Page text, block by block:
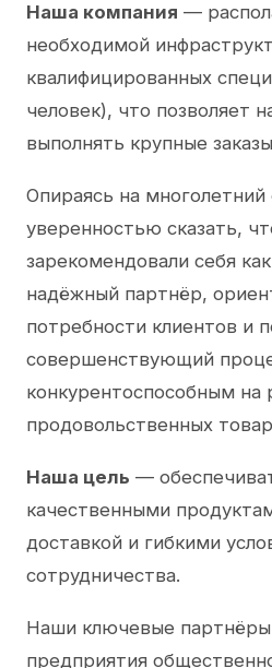
Наша компания —
необходимой
квалифицированных
человек), что позволяет
выполнять крупные
Опираясь на
уверенностью сказать,
зарекомендовали себя
надёжный партнёр,
потребности клиентов и
совершенствующий
конкурентоспособным на
продовольственных
Наша цель —
качественными
доставкой и гибкими
сотрудничества.
Наши ключевые партнёры
предприятия